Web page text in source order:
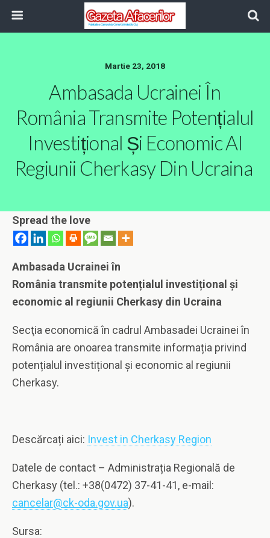
Martie 23, 2018
Ambasada Ucrainei În
România Transmite Potențialul
Investițional Și Economic Al
Regiunii Cherkasy Din Ucraina
Spread the love
Ambasada Ucrainei în
România transmite potențialul investițional și
economic al regiunii Cherkasy din Ucraina
Secţia economică în cadrul Ambasadei Ucrainei în
România are onoarea transmite informația privind
potențialul investițional și economic al regiunii
Cherkasy.
Descărcați aici: Invest in Cherkasy Region
Datele de contact – Administrația Regională de
Cherkasy (tel.: +38(0472) 37-41-41, e-mail:
cancelar@ck-oda.gov.ua).
Sursa: